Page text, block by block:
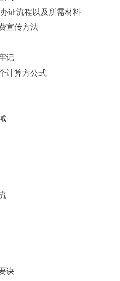
证流程以及所需材料
宣传方法
记
计算方公式
诀